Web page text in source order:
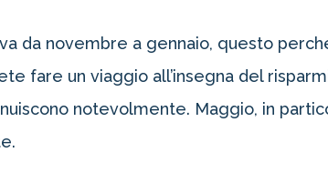
va da novembre a gennaio, questo
fare un viaggio all’insegna del
notevolmente. Maggio, in